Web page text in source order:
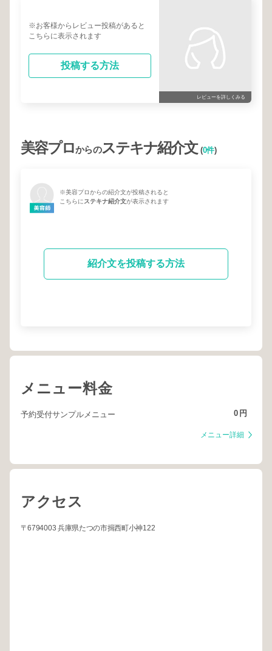
※お客様からレビュー投稿があると
こちらに表示されます
投稿する方法
レビューを詳しくみる
美容プロからのステキナ紹介文(0件)
※美容プロからの紹介文が投稿されると
こちらにステキナ紹介文が表示されます
紹介文を投稿する方法
メニュー料金
予約受付サンプルメニュー 0 円
メニュー詳細
アクセス
〒6794003 兵庫県たつの市揖西町小神122